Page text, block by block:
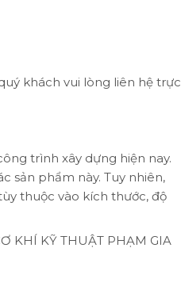
khách vui lòng liên hệ trực
trình xây dựng hiện nay.
sản phẩm này. Tuy nhiên,
thuộc vào kích thước, độ
KHÍ KỸ THUẬT PHẠM GIA